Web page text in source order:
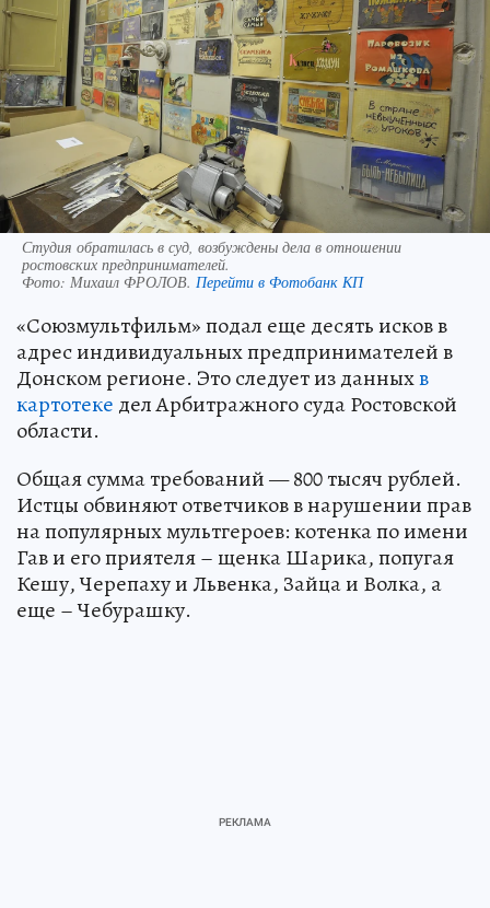
Студия обратилась в суд, возбуждены дела в отношении
ростовских предпринимателей.
Фото: Михаил ФРОЛОВ. Перейти в Фотобанк КП
«Союзмультфильм» подал еще десять исков в
адрес индивидуальных предпринимателей в
Донском регионе. Это следует из данныхв
картотеке дел Арбитражного суда Ростовской
области.
Общая сумма требований — 800 тысяч рублей.
Истцы обвиняют ответчиков в нарушении прав
на популярных мультгероев: котенка по имени
Гав и его приятеля – щенка Шарика, попугая
Кешу, Черепаху и Львенка, Зайца и Волка, а
еще – Чебурашку.